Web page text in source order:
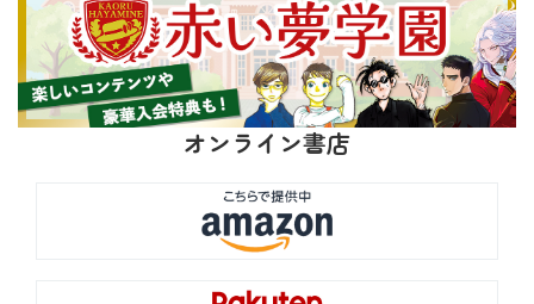
オンライン書店